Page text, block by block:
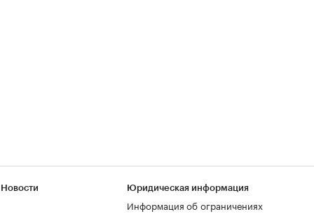
Юридическая информация
Информация об ограничениях